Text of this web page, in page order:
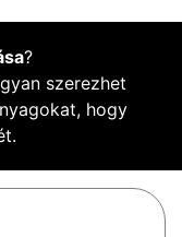
?
szerezhet
hogy